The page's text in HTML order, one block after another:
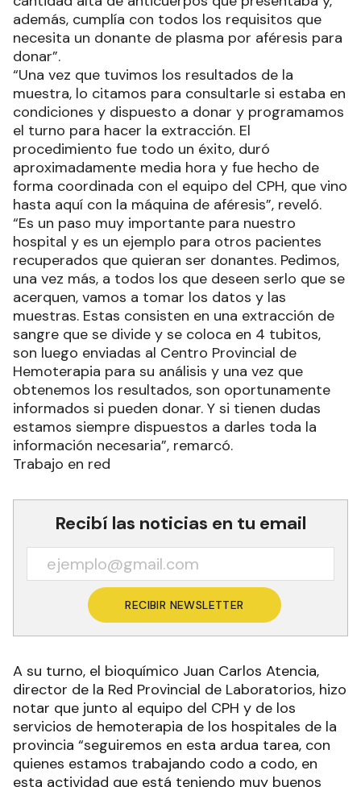
además, cumplía con todos los requisitos que
necesita un donante de plasma por aféresis para
donar”.
“Una vez que tuvimos los resultados de la
muestra, lo citamos para consultarle si estaba en
condiciones y dispuesto a donar y programamos
el turno para hacer la extracción. El
procedimiento fue todo un éxito, duró
aproximadamente media hora y fue hecho de
forma coordinada con el equipo del CPH, que vino
hasta aquí con la máquina de aféresis”, reveló.
“Es un paso muy importante para nuestro
hospital y es un ejemplo para otros pacientes
recuperados que quieran ser donantes. Pedimos,
una vez más, a todos los que deseen serlo que se
acerquen, vamos a tomar los datos y las
muestras. Estas consisten en una extracción de
sangre que se divide y se coloca en 4 tubitos,
son luego enviadas al Centro Provincial de
Hemoterapia para su análisis y una vez que
obtenemos los resultados, son oportunamente
informados si pueden donar. Y si tienen dudas
estamos siempre dispuestos a darles toda la
información necesaria”, remarcó.
Trabajo en red
Recibí las noticias en tu email
RECIBIR NEWSLETTER
A su turno, el bioquímico Juan Carlos Atencia,
director de la Red Provincial de Laboratorios, hizo
notar que junto al equipo del CPH y de los
servicios de hemoterapia de los hospitales de la
provincia “seguiremos en esta ardua tarea, con
quienes estamos trabajando codo a codo, en
esta actividad que está teniendo muy buenos